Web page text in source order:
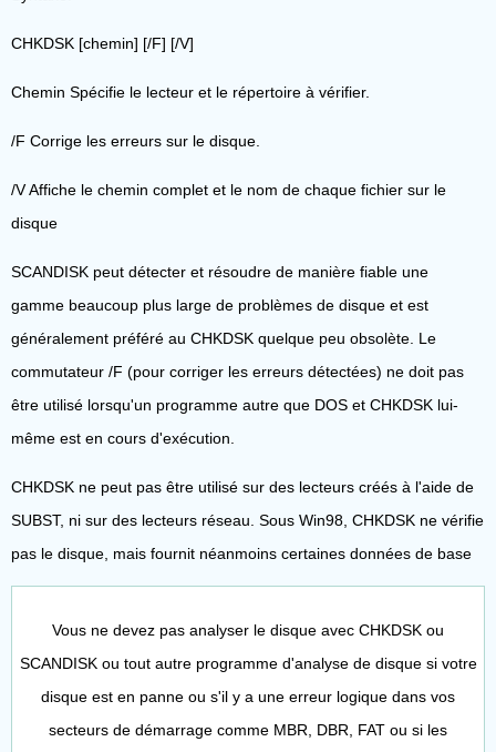
CHKDSK [chemin] [/F] [/V]
Chemin Spécifie le lecteur et le répertoire à vérifier.
/F Corrige les erreurs sur le disque.
/V Affiche le chemin complet et le nom de chaque fichier sur le
disque
SCANDISK peut détecter et résoudre de manière fiable une
gamme beaucoup plus large de problèmes de disque et est
généralement préféré au CHKDSK quelque peu obsolète. Le
commutateur /F (pour corriger les erreurs détectées) ne doit pas
être utilisé lorsqu'un programme autre que DOS et CHKDSK lui-
même est en cours d'exécution.
CHKDSK ne peut pas être utilisé sur des lecteurs créés à l'aide de
SUBST, ni sur des lecteurs réseau. Sous Win98, CHKDSK ne vérifie
pas le disque, mais fournit néanmoins certaines données de base
Vous ne devez pas analyser le disque avec CHKDSK ou
SCANDISK ou tout autre programme d'analyse de disque si votre
disque est en panne ou s'il y a une erreur logique dans vos
secteurs de démarrage comme MBR, DBR, FAT ou si les